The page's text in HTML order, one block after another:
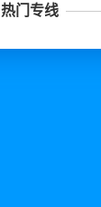
热门专线